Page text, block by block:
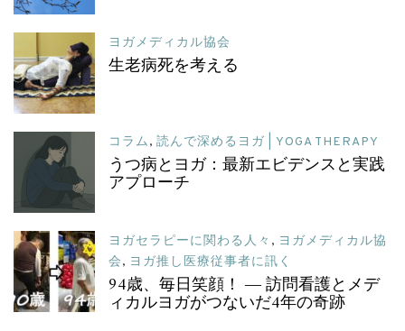
ヨガメディカル協会
生老病死を考える
コラム, 読んで深めるヨガ | YOGA THERAPY
うつ病とヨガ：最新エビデンスと実践
アプローチ
ヨガセラピーに関わる人々 , ヨガメディカル協
会, ヨガ推し医療従事者に訊く
94歳、毎日笑顔！ ― 訪問看護とメデ
ィカルヨガがつないだ4年の奇跡